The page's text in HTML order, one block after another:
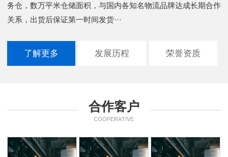
务仓，数万平米仓储面积，与国内各知名物流品牌达成长期合作
关系，出货后保证第一时间发货···
了解更多 发展历程 荣誉资质
合作客户
COOPERATIVE